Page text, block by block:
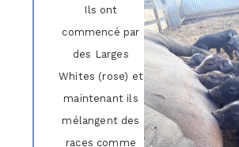
Ils ont
commencé par
des Larges
Whites (rose) et
maintenant ils
mélangent des
races comme